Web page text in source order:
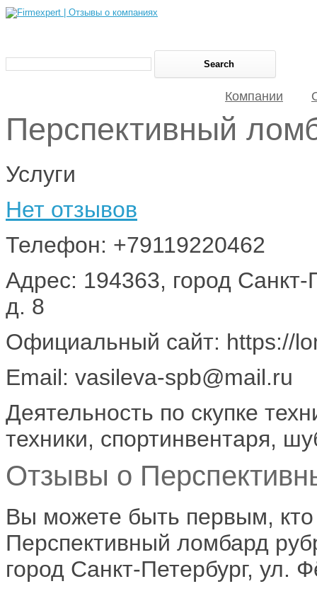
Компании
Перспективный
Услуги
Нет отзывов
Телефон: +79119220462
Адрес: 194363, город
д. 8
Официальный сайт: https://
Email: vasileva-spb@mail.ru
Деятельность по скупке
техники, спортинвентаря,
Отзывы о
Вы можете быть первым,
Перспективный ломбард
город Санкт-Петербург, ул.